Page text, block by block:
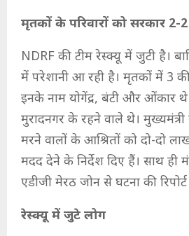
मृतकों के परिवारों को सरकार 2-
NDRF की टीम रेस्क्यू में जुटी है।
में परेशानी आ रही है। मृतकों में 3
इनके नाम योगेंद्र, बंटी और ओंकार
मुरादनगर के रहने वाले थे।
मरने वालों के आश्रितों को दो-दो
मदद देने के निर्देश दिए हैं। साथ
एडीजी मेरठ जोन से घटना की रिपोर्ट
रेस्क्यू में जुटे लोग